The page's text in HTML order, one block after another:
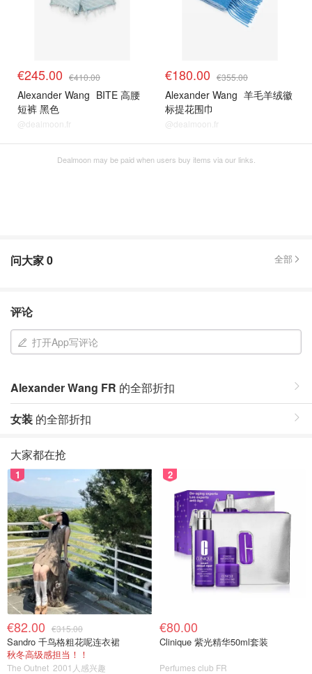
€245.00 €410.00
Alexander Wang BITE 高腰
短裤 黑色
@dealmoon.fr
€180.00 €355.00
Alexander Wang 羊毛羊绒徽
标提花围巾
@dealmoon.fr
Dealmoon may be paid when users buy items via our links.
问大家0 全部
评论
打开App写评论
Alexander Wang FR 的全部折扣
女装 的全部折扣
大家都在抢
1
€82.00 €315.00
Sandro 千鸟格粗花呢连衣裙
秋冬高级感担当！！
The Outnet 2001人感兴趣
2
€80.00
Clinique 紫光精华50ml套装
Perfumes club FR